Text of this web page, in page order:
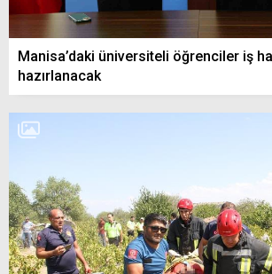
Manisa’daki üniversiteli öğrenciler iş
hazırlanacak